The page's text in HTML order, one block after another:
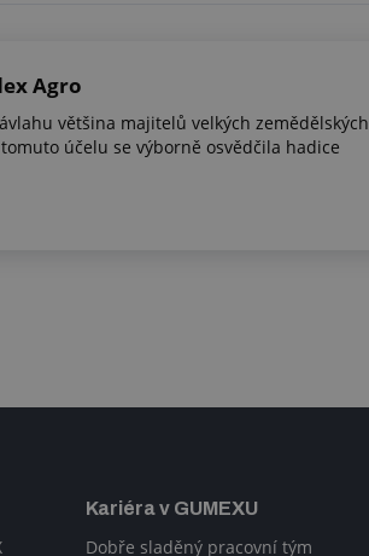
Agro
většina majitelů velkých zemědělských
účelu se výborně osvědčila hadice
Kariéra v GUMEXU
Dobře sladěný pracovní tým